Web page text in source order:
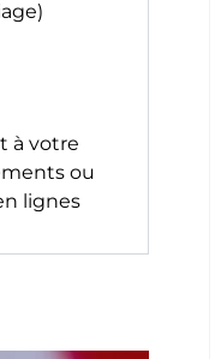
à votre
ou
lignes